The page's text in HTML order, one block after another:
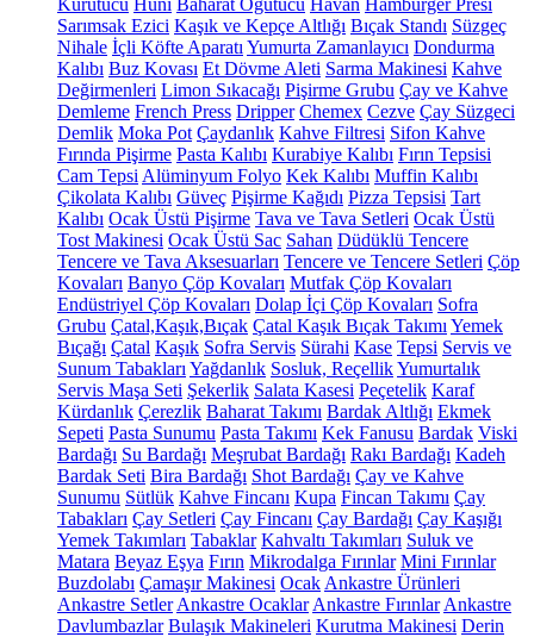
Kurutucu Huni Baharat Öğütücü Havan Hamburger Presi
Sarımsak Ezici Kaşık ve Kepçe Altlığı Bıçak Standı Süzgeç
Nihale İçli Köfte Aparatı Yumurta Zamanlayıcı Dondurma
Kalıbı Buz Kovası Et Dövme Aleti Sarma Makinesi Kahve
Değirmenleri Limon Sıkacağı Pişirme Grubu Çay ve Kahve
Demleme French Press Dripper Chemex Cezve Çay Süzgeci
Demlik Moka Pot Çaydanlık Kahve Filtresi Sifon Kahve
Fırında Pişirme Pasta Kalıbı Kurabiye Kalıbı Fırın Tepsisi
Cam Tepsi Alüminyum Folyo Kek Kalıbı Muffin Kalıbı
Çikolata Kalıbı Güveç Pişirme Kağıdı Pizza Tepsisi Tart
Kalıbı Ocak Üstü Pişirme Tava ve Tava Setleri Ocak Üstü
Tost Makinesi Ocak Üstü Sac Sahan Düdüklü Tencere
Tencere ve Tava Aksesuarları Tencere ve Tencere Setleri Çöp
Kovaları Banyo Çöp Kovaları Mutfak Çöp Kovaları
Endüstriyel Çöp Kovaları Dolap İçi Çöp Kovaları Sofra
Grubu Çatal,Kaşık,Bıçak Çatal Kaşık Bıçak Takımı Yemek
Bıçağı Çatal Kaşık Sofra Servis Sürahi Kase Tepsi Servis ve
Sunum Tabakları Yağdanlık Sosluk, ReçellikYumurtalık
Servis Maşa Seti Şekerlik Salata Kasesi Peçetelik Karaf
Kürdanlık Çerezlik Baharat Takımı Bardak Altlığı Ekmek
Sepeti Pasta Sunumu Pasta Takımı Kek Fanusu Bardak Viski
Bardağı Su Bardağı Meşrubat Bardağı Rakı Bardağı Kadeh
Bardak Seti Bira Bardağı Shot Bardağı Çay ve Kahve
Sunumu Sütlük Kahve Fincanı Kupa Fincan Takımı Çay
Tabakları Çay Setleri Çay Fincanı Çay Bardağı Çay Kaşığı
Yemek Takımları Tabaklar Kahvaltı Takımları Suluk ve
Matara Beyaz Eşya Fırın Mikrodalga Fırınlar Mini Fırınlar
Buzdolabı Çamaşır Makinesi Ocak Ankastre Ürünleri
Ankastre Setler Ankastre Ocaklar Ankastre Fırınlar Ankastre
Davlumbazlar Bulaşık Makineleri Kurutma Makinesi Derin